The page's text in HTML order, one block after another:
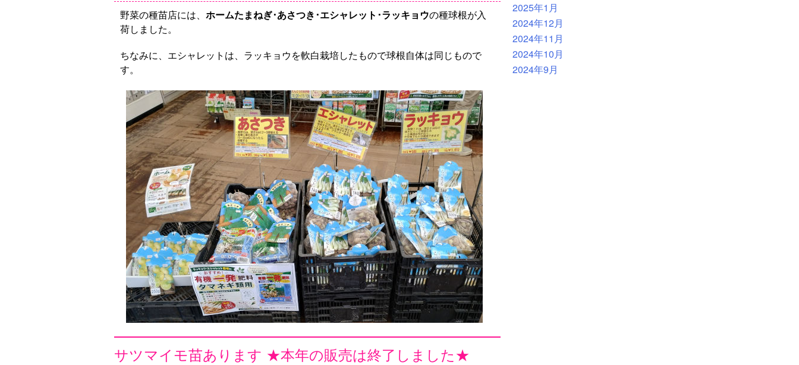
野菜の種苗店には、 ホームたまねぎ･あさつき･エシャレット･ラッキョウの種球根が入
荷しました。
ちなみに、エシャレットは、ラッキョウを軟白栽培したもので球根自体は同じもので
す。
サツマイモ苗あります ★本年の販売は終了しました★
2025年1月
2024年12月
2024年11月
2024年10月
2024年9月